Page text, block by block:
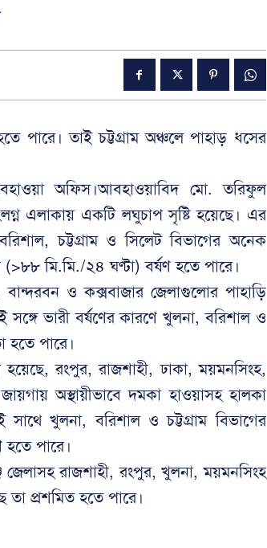
পারে। তাই চট্টগ্রাম অঞ্চলে পাহাড় ধসের
অফিস।আবহাওয়াবিদ মো. তরিফুল
এলাকায় একটি লঘুচাপ সৃষ্টি হয়েছে। এর
চট্টগ্রাম ও সিলেট বিভাগের অনেক
মি.মি./২৪ ঘণ্টা) বর্ষণ হতে পারে।
বান্দরবন ও কক্সবাজার জেলাগুলোর পাহাড়ি
ভারী বর্ষণের কারণে খুলনা, বরিশাল ও
হতে পারে।
রংপুর, রাজশাহী, ঢাকা, ময়মনসিংহ,
অস্থায়ীভাবে দমকা হাওয়াসহ হালকা
সাথে খুলনা, বরিশাল ও চট্টগ্রাম বিভাগের
হতে পারে।
জেলাসহ রাজশাহী, রংপুর, খুলনা, ময়মনসিংহ
তা প্রশমিত হতে পারে।